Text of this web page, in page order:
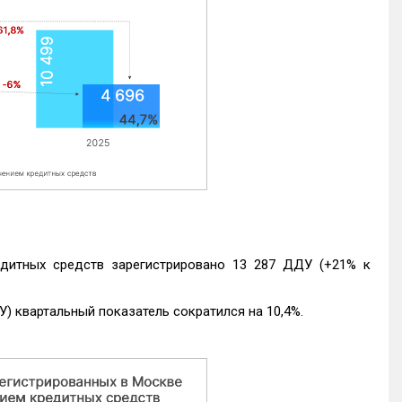
средств зарегистрировано 13 287 ДДУ (+21% к
показатель сократился на 10,4%.